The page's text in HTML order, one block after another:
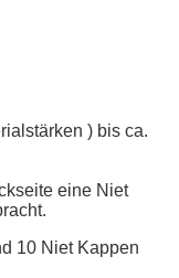
) bis ca.
eine Niet
10 Niet Kappen